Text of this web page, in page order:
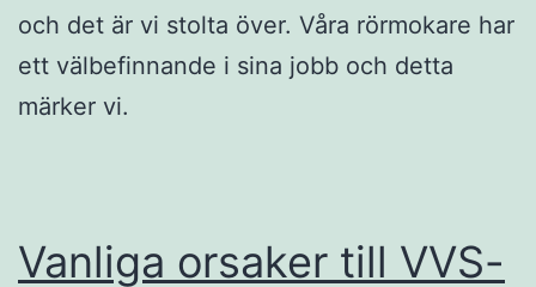
och det är vi stolta över. Våra rörmokare har
ett välbefinnande i sina jobb och detta
märker vi.
Vanliga orsaker till VVS-